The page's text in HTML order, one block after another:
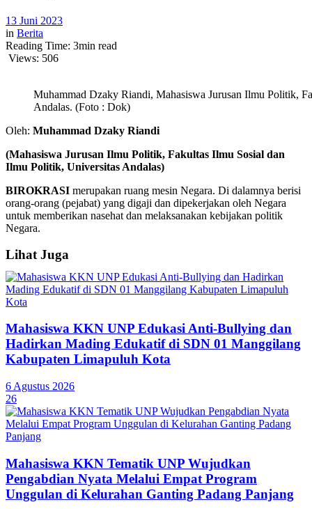
13 Juni 2023
in Berita
Reading Time: 3min read
Views: 506
Muhammad Dzaky Riandi, Mahasiswa Jurusan Ilmu Politik,
Andalas. (Foto : Dok)
Oleh: Muhammad Dzaky Riandi
(Mahasiswa Jurusan Ilmu Politik, Fakultas Ilmu Sosial dan
Ilmu Politik, Universitas Andalas)
BIROKRASI merupakan ruang mesin Negara. Di dalamnya berisi
orang-orang (pejabat) yang digaji dan dipekerjakan oleh Negara
untuk memberikan nasehat dan melaksanakan kebijakan politik
Negara.
Lihat Juga
Mahasiswa KKN UNP Edukasi Anti-Bullying dan
Hadirkan Mading Edukatif di SDN 01 Manggilang
Kabupaten Limapuluh Kota
6 Agustus 2026
26
Mahasiswa KKN Tematik UNP Wujudkan
Pengabdian Nyata Melalui Empat Program
Unggulan di Kelurahan Ganting Padang Panjang